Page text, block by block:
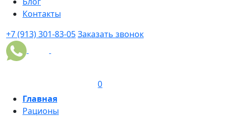
Контакты
+7 (913) 301-83-05Заказать звонок
0
Главная
Рационы